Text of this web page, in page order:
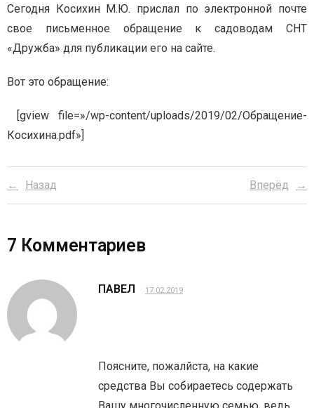
Сегодня Косихин М.Ю. прислал по электронной почте
свое письменное обращение к садоводам СНТ
«Дружба» для публикации его на сайте.
Вот это обращение:
[gview file=»/wp-content/uploads/2019/02/Обращение-
Косихина.pdf»]
Назад Вперёд
7 Комментариев
ПАВЕЛ 17.02.2019
Поясните, пожалйста, на какие
средства Вы собираетесь содержать